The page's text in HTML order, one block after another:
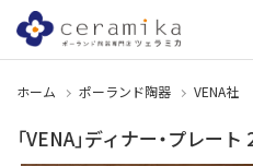
ホーム ポーランド陶器 VENA社
「VENA」ディナー・プレー